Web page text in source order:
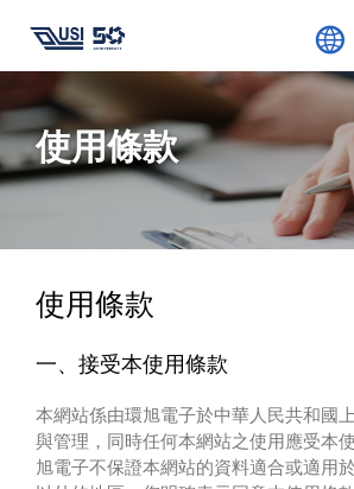
使用條款
使用條款
一、接受本使用條款
本網站係由環旭電子於中華人民共和國
與管理，同時任何本網站之使用應受本
旭電子不保證本網站的資料適合或適用